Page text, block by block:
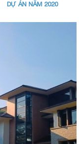
DỰ ÁN NĂM 2020